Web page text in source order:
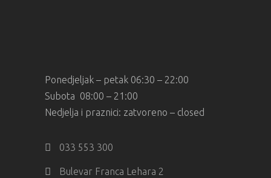
Ponedjeljak – petak 06:30 – 22:00
Subota 08:00 – 21:00
Nedjelja i praznici: zatvoreno – closed
033 553 300
Bulevar Franca Lehara 2